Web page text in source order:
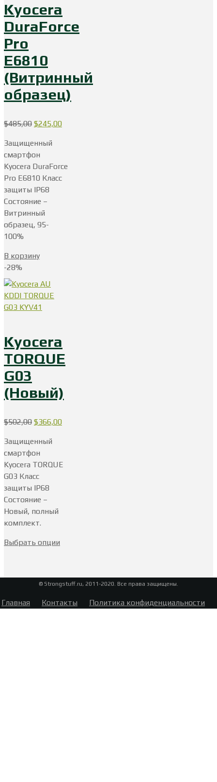
Kyocera
DuraForce
Pro
E6810
(Витринный
образец)
$485,00 Первоначальная
составляла
$485,00.
$245,00Текущая
Защищенный
смартфон
Kyocera DuraForce
Pro E6810 Класс
защиты IP68
Состояние –
Витринный
образец, 95-
100%
В корзину
-28%
Kyocera
TORQUE
G03
(Новый)
$502,00 Первоначальная
составляла
$502,00.
$366,00Текущая
Защищенный
смартфон
Kyocera TORQUE
G03 Класс
защиты IP68
Состояние –
Новый, полный
комплект.
Выбрать опции
© Strongstuff.ru, 2011-2020. Все права защищены.
Главная Контакты Политика конфиденциальности